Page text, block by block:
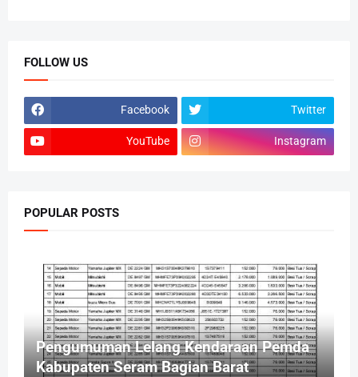
FOLLOW US
Facebook Twitter
YouTube Instagram
POPULAR POSTS
Pengumuman Lelang Kendaraan Pemda
Kabupaten Seram Bagian Barat